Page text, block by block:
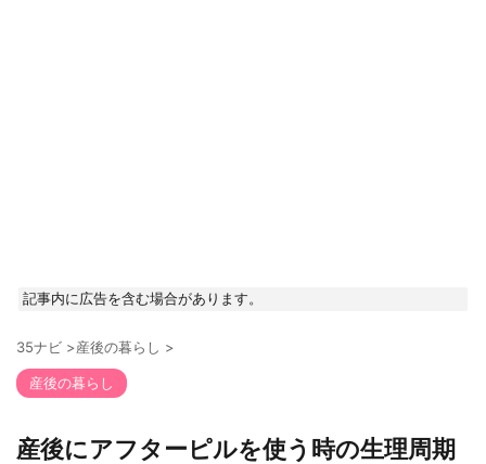
記事内に広告を含む場合があります。
35ナビ >産後の暮らし >
産後の暮らし
産後にアフターピルを使う時の生理周期